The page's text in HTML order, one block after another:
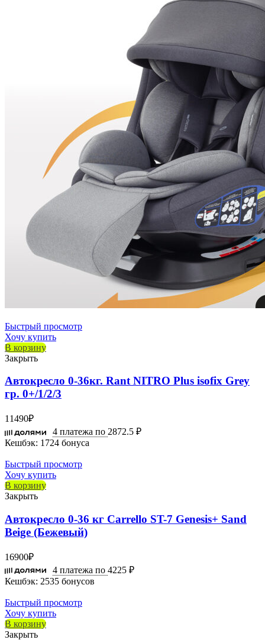
Быстрый просмотр
Хочу купить
В корзину
Закрыть
Автокресло 0-36кг. Rant NITRO Plus isofix Grey
гр. 0+/1/2/3
11490₽
4 платежа по 2872.5 ₽
Кешбэк: 1724 бонуса
Быстрый просмотр
Хочу купить
В корзину
Закрыть
Автокресло 0-36 кг Carrello ST-7 Genesis+ Sand
Beige (Бежевый)
16900₽
4 платежа по 4225 ₽
Кешбэк: 2535 бонусов
Быстрый просмотр
Хочу купить
В корзину
Закрыть